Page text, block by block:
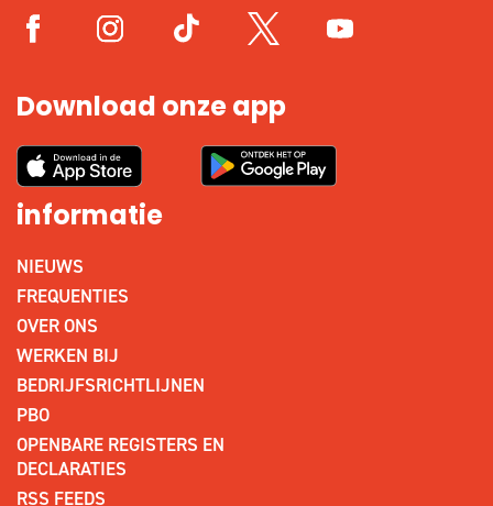
Download onze app
informatie
NIEUWS
FREQUENTIES
OVER ONS
WERKEN BIJ
BEDRIJFSRICHTLIJNEN
PBO
OPENBARE REGISTERS EN
DECLARATIES
RSS FEEDS